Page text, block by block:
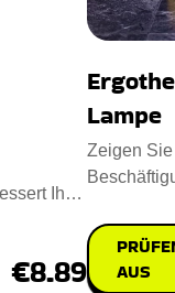
Ihre
€8.89
Lampe
Zeigen
AUS